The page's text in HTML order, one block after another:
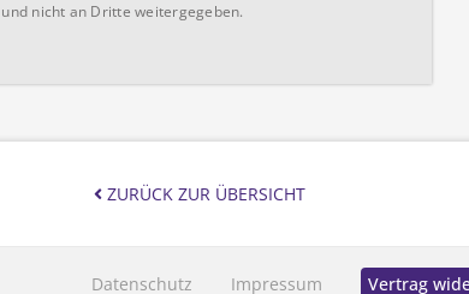
Datenschutz Impressum Vertrag
nicht an Dritte weitergegeben.
ZURÜCK ZUR ÜBERSICHT